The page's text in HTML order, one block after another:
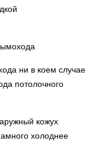
ни в коем случае
потолочного
кожух
холоднее